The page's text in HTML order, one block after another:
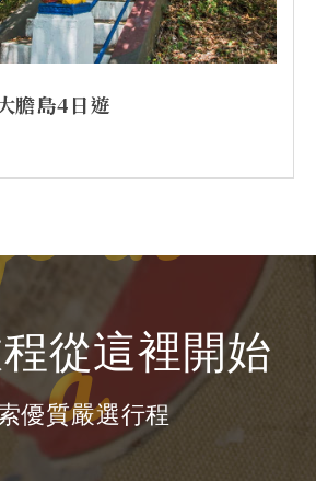
膽島4日遊
從這裡開始
優質嚴選行程